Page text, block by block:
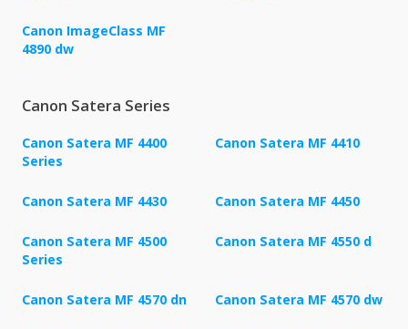
Canon ImageClass MF
4890 dw
Canon Satera Series
Canon Satera MF 4400
Series
Canon Satera MF 4410
Canon Satera MF 4430 Canon Satera MF 4450
Canon Satera MF 4500
Series
Canon Satera MF 4550 d
Canon Satera MF 4570 dn Canon Satera MF 4570 dw